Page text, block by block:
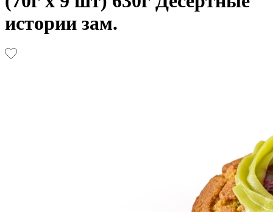
истории зам.